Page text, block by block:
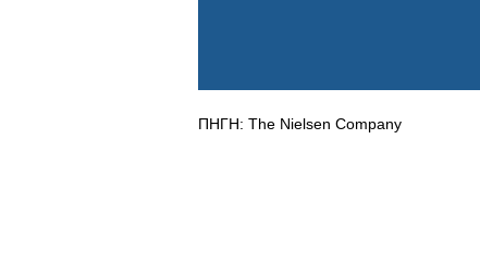
ΠΗΓΗ: The Nielsen Company